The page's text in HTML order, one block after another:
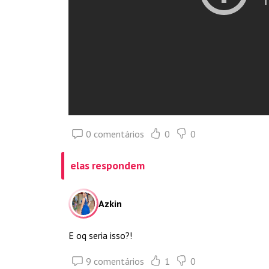
0 comentários 0 0
elas respondem
Azkin
E oq seria isso?!
9 comentários 1 0